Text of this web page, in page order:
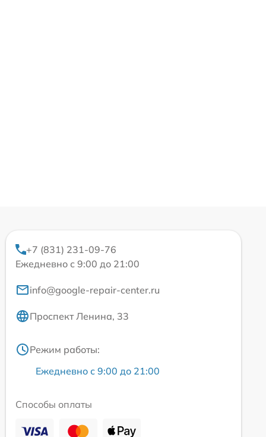
+7 (831) 231-09-76
Ежедневно с 9:00 до 21:00
info@google-repair-center.ru
Проспект Ленина, 33
Режим работы:
Ежедневно с 9:00 до 21:00
Способы оплаты